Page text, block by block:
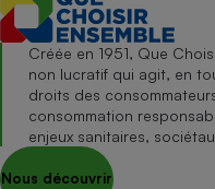
Créée en 1951, Que
non lucratif qui agit, en
droits des
consommation
enjeux sanitaires,
Nous découvrir